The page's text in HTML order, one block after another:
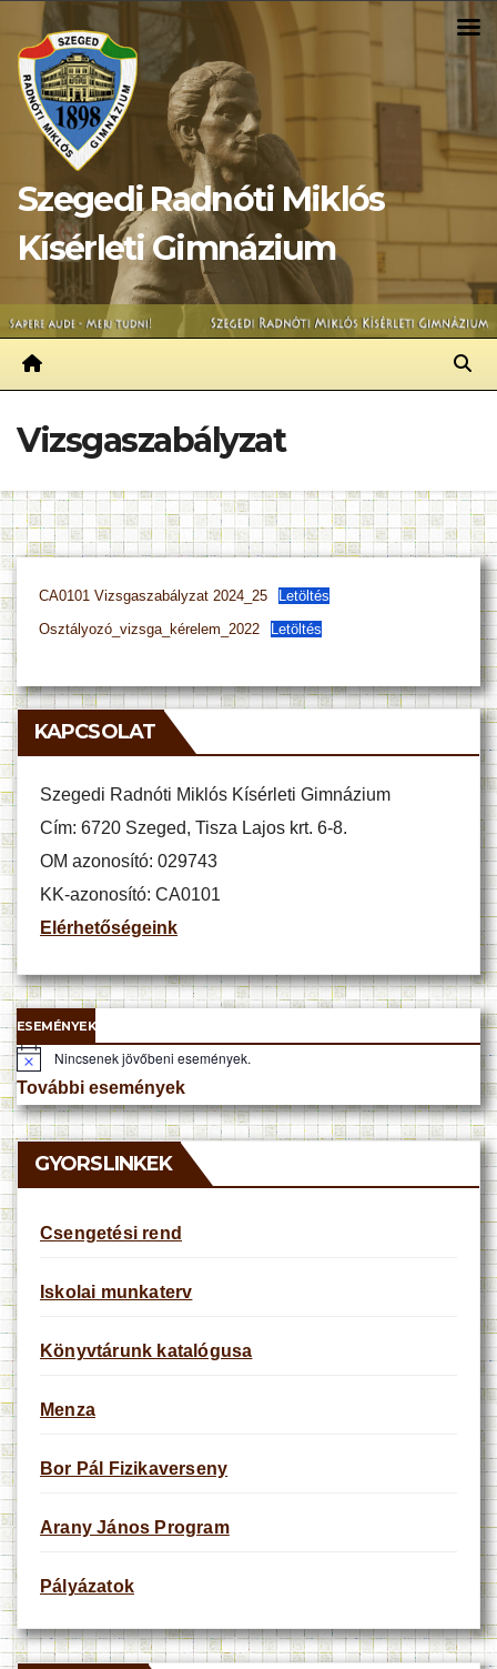
content
Szegedi Radnóti Miklós
Kísérleti Gimnázium
Vizsgaszabályzat
CA0101 Vizsgaszabályzat 2024_25
Letöltés
Osztályozó_vizsga_kérelem_2022
Letöltés
KAPCSOLAT
Szegedi Radnóti Miklós Kísérleti Gimnázium
Cím: 6720 Szeged, Tisza Lajos krt. 6-8.
OM azonosító: 029743
KK-azonosító: CA0101
Elérhetőségeink
ESEMÉNYEK
N
o
t
i
c
Nincsenek jövőbeni események.
További események
GYORSLINKEK
Csengetési rend
Iskolai munkaterv
Könyvtárunk katalógusa
Menza
Bor Pál Fizikaverseny
Arany János Program
Pályázatok